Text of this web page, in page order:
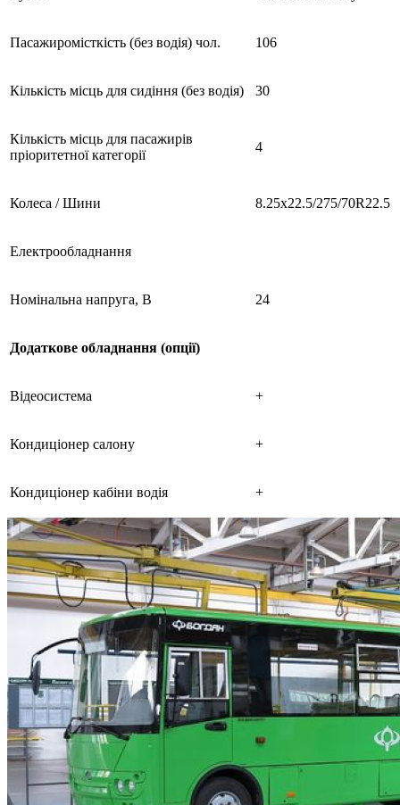
Пасажиромісткість (без водія) чол. 106
Кількість місць для сидіння (без водія) 30
Кількість місць для пасажирів
пріоритетної категорії
4
Колеса / Шини 8.25х22.5/275/70R22.5
Електрообладнання
Номінальна напруга, В 24
Додаткове обладнання (опції)
Відеосистема +
Кондиціонер салону +
Кондиціонер кабіни водія +